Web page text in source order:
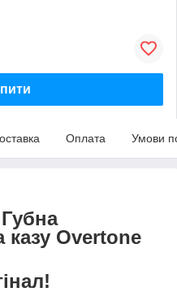
Оплата Умови
Overtone